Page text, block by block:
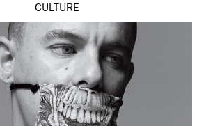
CULTURE